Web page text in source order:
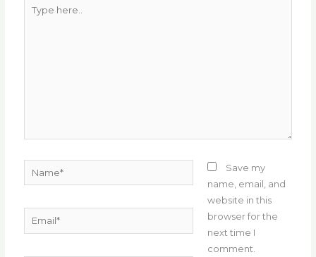
here..
Email*
Save my
name, email, and
website in this
browser for the
next time I
comment.